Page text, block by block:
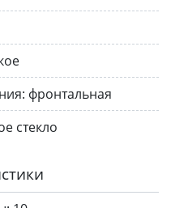
фронтальная
стекло